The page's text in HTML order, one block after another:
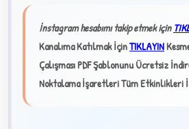
İnstagram hesabımı takip etmek için
Kanalıma Katılmak İçinTIKLAYIN
Çalışması PDF Şablonunu Ücretsiz
Noktalama İşaretleri Tüm Etkinlikleri